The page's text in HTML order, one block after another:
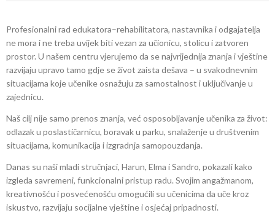
Profesionalni rad edukatora–rehabilitatora, nastavnika i odgajatelja
ne mora i ne treba uvijek biti vezan za učionicu, stolicu i zatvoren
prostor. U našem centru vjerujemo da se najvrijednija znanja i vještine
razvijaju upravo tamo gdje se život zaista dešava – u svakodnevnim
situacijama koje učenike osnažuju za samostalnost i uključivanje u
zajednicu.
Naš cilj nije samo prenos znanja, već osposobljavanje učenika za život:
odlazak u poslastičarnicu, boravak u parku, snalaženje u društvenim
situacijama, komunikacija i izgradnja samopouzdanja.
Danas su naši mladi stručnjaci, Harun, Elma i Sandro, pokazali kako
izgleda savremeni, funkcionalni pristup radu. Svojim angažmanom,
kreativnošću i posvećenošću omogućili su učenicima da uče kroz
iskustvo, razvijaju socijalne vještine i osjećaj pripadnosti.